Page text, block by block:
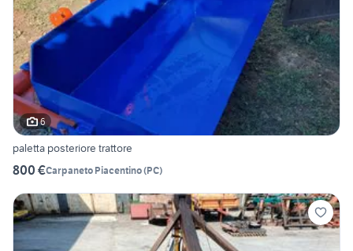
6
paletta posteriore trattore
800 €Carpaneto Piacentino(PC)